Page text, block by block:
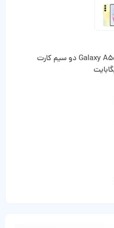
گوشی موبایل سامسونگ مدل Galaxy A55 دو سیم کارت